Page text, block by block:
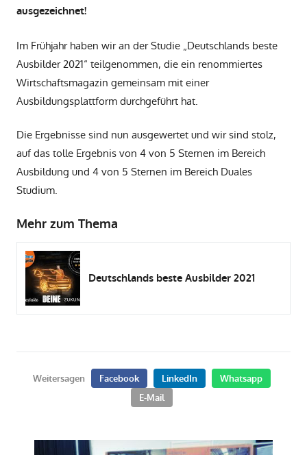
ausgezeichnet!
Im Frühjahr haben wir an der Studie „Deutschlands beste
Ausbilder 2021“ teilgenommen, die ein renommiertes
Wirtschaftsmagazin gemeinsam mit einer
Ausbildungsplattform durchgeführt hat.
Die Ergebnisse sind nun ausgewertet und wir sind stolz,
auf das tolle Ergebnis von 4 von 5 Sternen im Bereich
Ausbildung und 4 von 5 Sternen im Bereich Duales
Studium.
Mehr zum Thema
Deutschlands beste Ausbilder 2021
Weitersagen Facebook LinkedIn
Whatsapp
E-Mail